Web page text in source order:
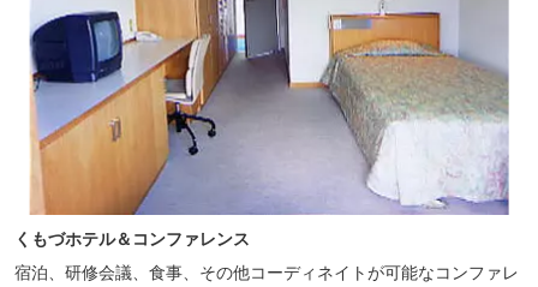
くもづホテル＆コンファレンス
宿泊、研修会議、食事、その他コーディネイトが可能なコンファレ